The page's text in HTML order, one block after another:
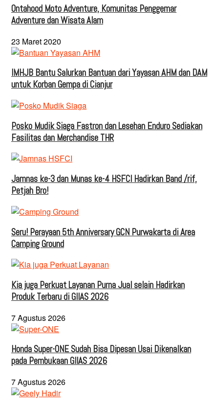
Ontahood Moto Adventure, Komunitas Penggemar
Adventure dan Wisata Alam
23 Maret 2020
IMHJB Bantu Salurkan Bantuan dari Yayasan AHM dan DAM
untuk Korban Gempa di Cianjur
Posko Mudik Siaga Fastron dan Lesehan Enduro Sediakan
Fasilitas dan Merchandise THR
Jamnas ke-3 dan Munas ke-4 HSFCI Hadirkan Band /rif,
Petjah Bro!
Seru! Perayaan 5th Anniversary GCN Purwakarta di Area
Camping Ground
Kia juga Perkuat Layanan Purna Jual selain Hadirkan
Produk Terbaru di GIIAS 2026
7 Agustus 2026
Honda Super-ONE Sudah Bisa Dipesan Usai Dikenalkan
pada Pembukaan GIIAS 2026
7 Agustus 2026